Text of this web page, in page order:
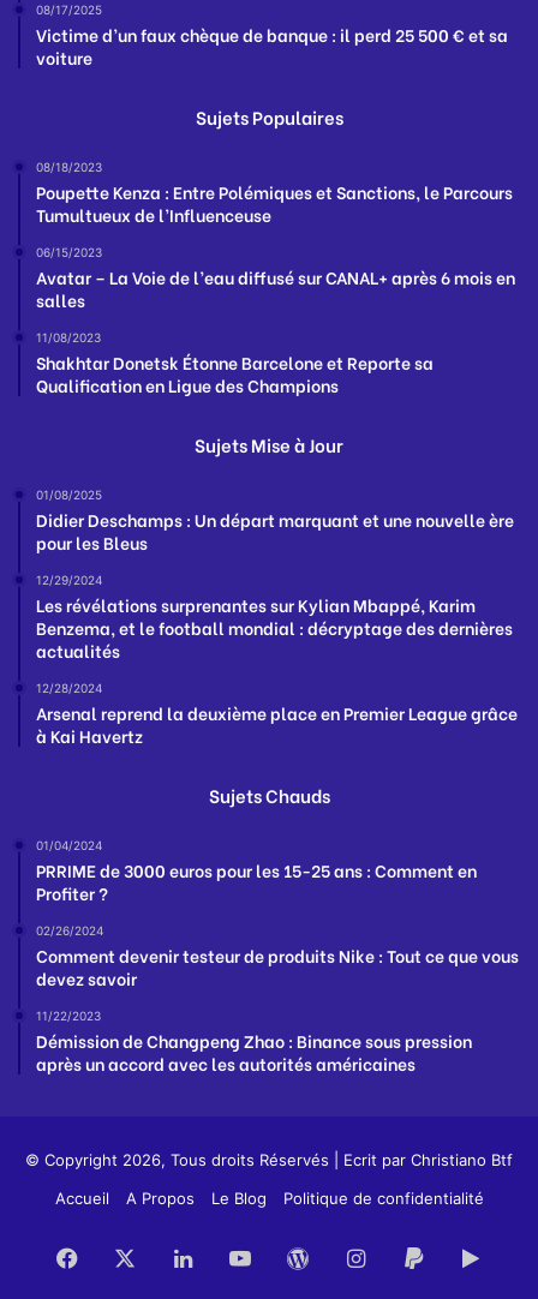
08/17/2025
Victime d’un faux chèque de banque : il perd 25 500 € et sa
voiture
Sujets Populaires
08/18/2023
Poupette Kenza : Entre Polémiques et Sanctions, le Parcours
Tumultueux de l’Influenceuse
06/15/2023
Avatar – La Voie de l’eau diffusé sur CANAL+ après 6 mois en
salles
11/08/2023
Shakhtar Donetsk Étonne Barcelone et Reporte sa
Qualification en Ligue des Champions
Sujets Mise à Jour
01/08/2025
Didier Deschamps : Un départ marquant et une nouvelle ère
pour les Bleus
12/29/2024
Les révélations surprenantes sur Kylian Mbappé, Karim
Benzema, et le football mondial : décryptage des dernières
actualités
12/28/2024
Arsenal reprend la deuxième place en Premier League grâce
à Kai Havertz
Sujets Chauds
01/04/2024
PRRIME de 3000 euros pour les 15-25 ans : Comment en
Profiter ?
02/26/2024
Comment devenir testeur de produits Nike : Tout ce que vous
devez savoir
11/22/2023
Démission de Changpeng Zhao : Binance sous pression
après un accord avec les autorités américaines
© Copyright 2026, Tous droits Réservés | Ecrit par Christiano Btf
Accueil
A Propos Le Blog Politique de confidentialité
Facebook LinkedinYouTubeWordPress
Instagram
PayPal